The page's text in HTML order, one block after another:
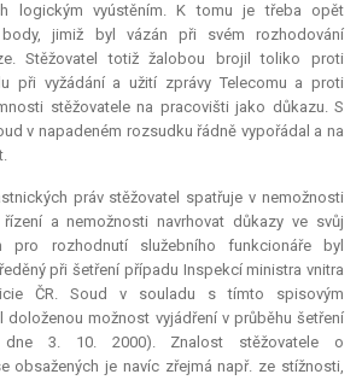
logickým vyústěním. K tomu je třeba opět
jimiž byl vázán při svém rozhodování
Stěžovatel totiž žalobou brojil toliko proti
při vyžádání a užití zprávy Telecomu a proti
stěžovatele na pracovišti jako důkazu. S
v napadeném rozsudku řádně vypořádal a na
práv stěžovatel spatřuje v nemožnosti
a nemožnosti navrhovat důkazy ve svůj
pro rozhodnutí služebního funkcionáře byl
při šetření případu Inspekcí ministra vnitra
ČR. Soud v souladu s tímto spisovým
doloženou možnost vyjádření v průběhu šetření
3. 10. 2000). Znalost stěžovatele o
obsažených je navíc zřejmá např. ze stížnosti,